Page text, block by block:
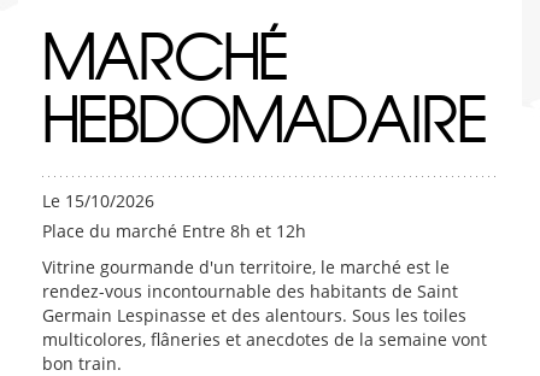
MARCHÉ
HEBDOMADAIRE
Le 15/10/2026
Place du marché Entre 8h et 12h
Vitrine gourmande d'un territoire, le marché est le
rendez-vous incontournable des habitants de Saint
Germain Lespinasse et des alentours. Sous les toiles
multicolores, flâneries et anecdotes de la semaine vont
bon train.